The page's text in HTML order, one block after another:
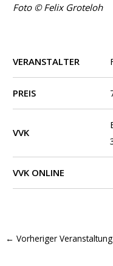
Foto © Felix Groteloh
VERANSTALTER
PREIS
VVK
VVK ONLINE
← Vorheriger Veranstaltung